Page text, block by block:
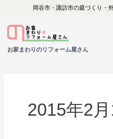
岡谷市・諏訪市の庭づくり・
お家まわりのリフォーム屋さん
2015年2月